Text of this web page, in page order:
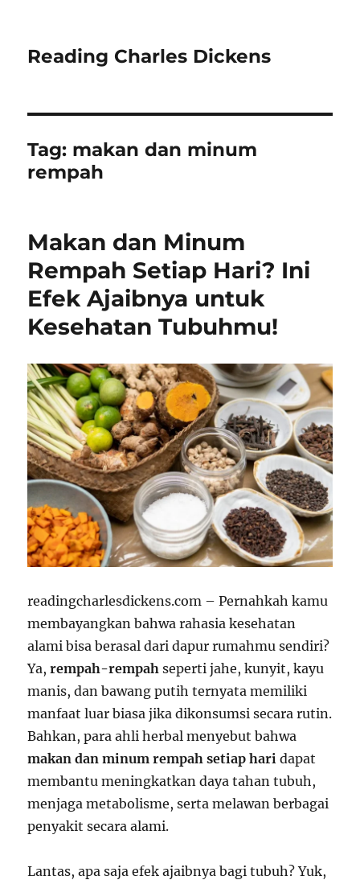
Reading Charles Dickens
Tag: makan dan minum
rempah
Makan dan Minum
Rempah Setiap Hari? Ini
Efek Ajaibnya untuk
Kesehatan Tubuhmu!
readingcharlesdickens.com – Pernahkah kamu
membayangkan bahwa rahasia kesehatan
alami bisa berasal dari dapur rumahmu sendiri?
Ya,rempah-rempah seperti jahe, kunyit, kayu
manis, dan bawang putih ternyata memiliki
manfaat luar biasa jika dikonsumsi secara rutin.
Bahkan, para ahli herbal menyebut bahwa
makan dan minum rempah setiap hari dapat
membantu meningkatkan daya tahan tubuh,
menjaga metabolisme, serta melawan berbagai
penyakit secara alami.
Lantas, apa saja efek ajaibnya bagi tubuh? Yuk,